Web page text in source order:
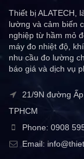
Thiết bị ALATECH,
lường và cảm biến
nghiệp từ hầm mỏ
máy đo nhiệt độ,
nhu cầu đo lường
báo giá và dịch vụ
21/9N đường
TPHCM
Phone: 0908
Email: